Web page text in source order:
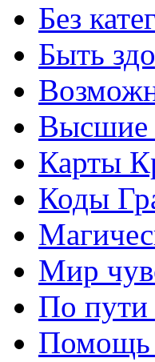
Без
Быть
Высшие
Карты
Коды
Мир
По
Помощь